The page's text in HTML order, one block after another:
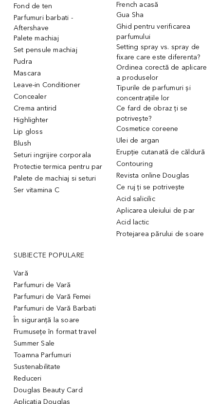
Fond de ten
Parfumuri barbati -
Aftershave
Palete machiaj
Set pensule machiaj
Pudra
Mascara
Leave-in Conditioner
Concealer
Crema antirid
Highlighter
Lip gloss
Blush
Seturi ingrijire corporala
Protectie termica pentru par
Palete de machiaj si seturi
Ser vitamina C
French acasă
Gua Sha
Ghid pentru verificarea
parfumului
Setting spray vs. spray de
fixare care este diferenta?
Ordinea corectă de aplicare
a produselor
Tipurile de parfumuri și
concentrațiile lor
Ce fard de obraz ți se
potrivește?
Cosmetice coreene
Ulei de argan
Erupție cutanată de căldură
Contouring
Revista online Douglas
Ce ruj ți se potrivește
Acid salicilic
Aplicarea uleiului de par
Acid lactic
Protejarea părului de soare
SUBIECTE POPULARE
Vară
Parfumuri de Vară
Parfumuri de Vară Femei
Parfumuri de Vară Barbati
În siguranță la soare
Frumusețe în format travel
Summer Sale
Toamna Parfumuri
Sustenabilitate
Reduceri
Douglas Beauty Card
Aplicația Douglas